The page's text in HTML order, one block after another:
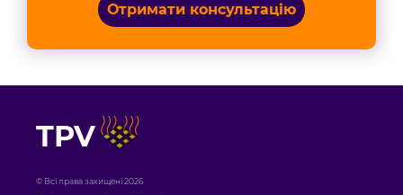
Отримати консультацію
TPV
© Всі права захищені 2026